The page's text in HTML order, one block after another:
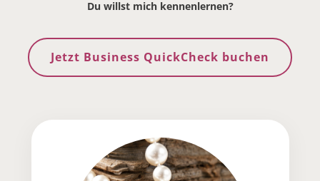
Du willst mich kennenlernen?
Jetzt Business QuickCheck buchen